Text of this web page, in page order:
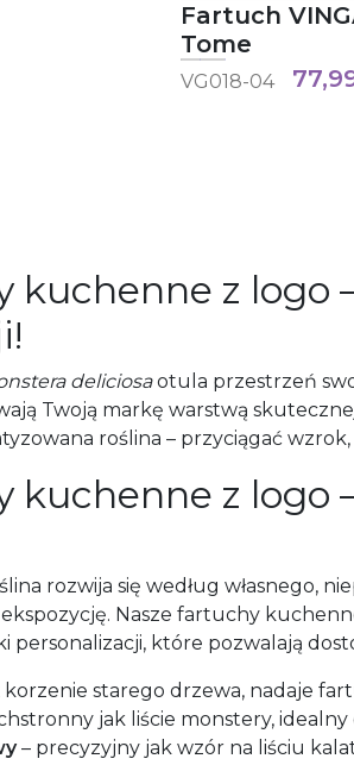
Fartuch
Tome
VG018-04
kuchenne z logo
deliciosaotula przestrzeń
Twoją markę warstwą
roślina – przyciągać
kuchenne z logo
rozwija się według własnego,
Nasze fartuchy
personalizacji, które pozwalają
korzenie starego drzewa, nadaje
jak liście monstery,
– precyzyjny jak wzór na liściu